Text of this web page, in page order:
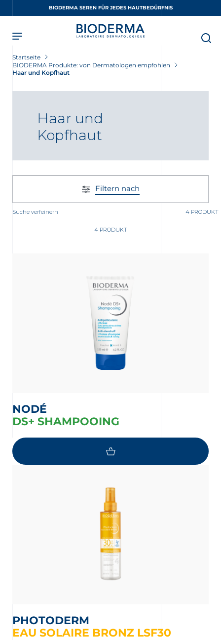
BIODERMA SEREN FÜR JEDES HAUTBEDÜRFNIS
Partner Apotheke in Ihrer Nähe
Startseite
BIODERMA Produkte: von Dermatologen empfohlen
Haar und Kopfhaut
Haar und
Kopfhaut
Filtern nach
Suche verfeinern 4 PRODUKT
4 PRODUKT
NODÉ
DS+ SHAMPOOING
PHOTODERM
EAU SOLAIRE BRONZ LSF30